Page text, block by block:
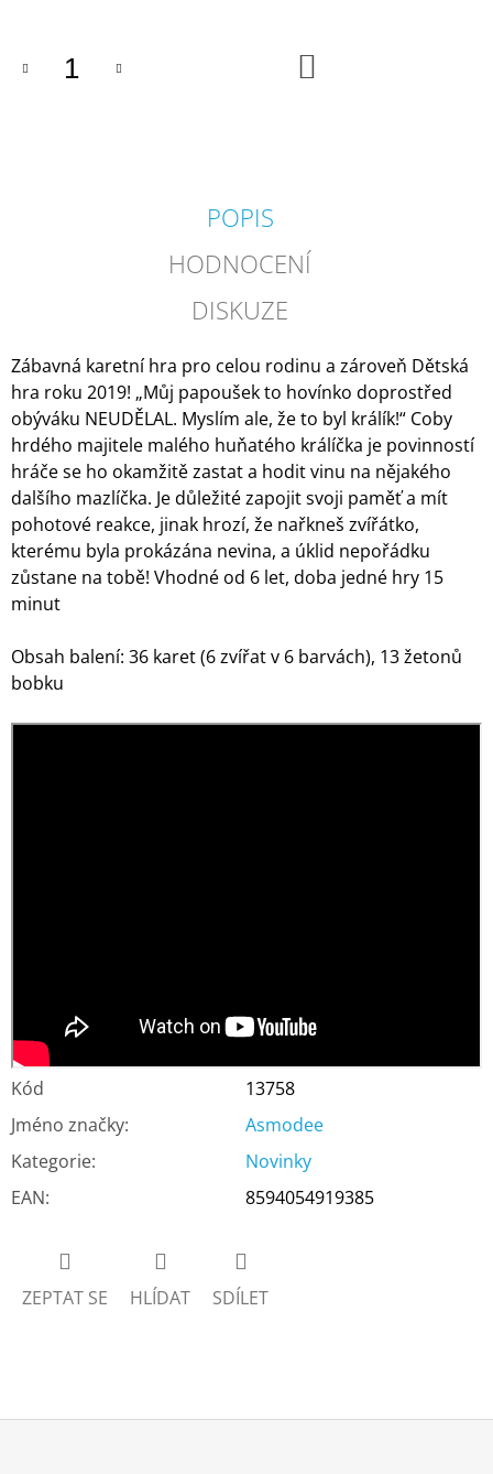
POPIS
HODNOCENÍ
DISKUZE
Zábavná karetní hra pro celou rodinu a zároveň Dětská
hra roku 2019! „Můj papoušek to hovínko doprostřed
obýváku NEUDĚLAL. Myslím ale, že to byl králík!“ Coby
hrdého majitele malého huňatého králíčka je povinností
hráče se ho okamžitě zastat a hodit vinu na nějakého
dalšího mazlíčka. Je důležité zapojit svoji paměť a mít
pohotové reakce, jinak hrozí, že nařkneš zvířátko,
kterému byla prokázána nevina, a úklid nepořádku
zůstane na tobě! Vhodné od 6 let, doba jedné hry 15
minut
Obsah balení: 36 karet (6 zvířat v 6 barvách), 13 žetonů
bobku
Kód
13758
Jméno značky:
Asmodee
Kategorie:
Novinky
EAN: 8594054919385
ZEPTAT SE HLÍDAT SDÍLET
Kč